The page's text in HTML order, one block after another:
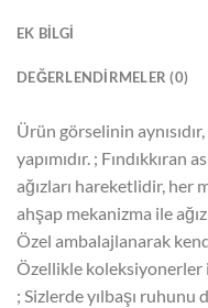
EK BILGI
DEĞERLENDIRMELER (0)
Ürün görselinin
yapımıdır. ; Fındıkkıran
ağızları hareketlidir, her
ahşap mekanizma ile
Özel ambalajlanarak
Özellikle koleksiyonerler
; Sizlerde yılbaşı ruhunu